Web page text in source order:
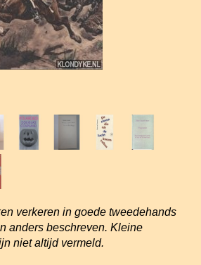
verkeren in goede tweedehands
anders beschreven. Kleine
niet altijd vermeld.